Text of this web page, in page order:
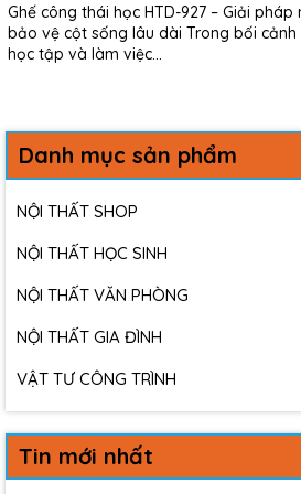
Ghế công thái học HTD-927 – Giải
bảo vệ cột sống lâu dài Trong bối
học tập và làm việc...
Danh mục sản phẩm
NỘI THẤT SHOP
NỘI THẤT HỌC SINH
NỘI THẤT VĂN PHÒNG
NỘI THẤT GIA ĐÌNH
VẬT TƯ CÔNG TRÌNH
Tin mới nhất